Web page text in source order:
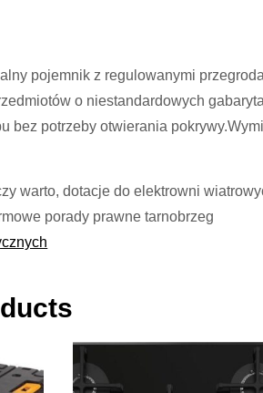
pojemnik z regulowanymi
o niestandardowych
bez potrzeby otwierania
warto, dotacje do elektrowni
porady prawne tarnobrzeg